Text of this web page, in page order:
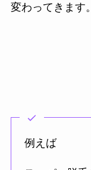
変わってきます。
例えば